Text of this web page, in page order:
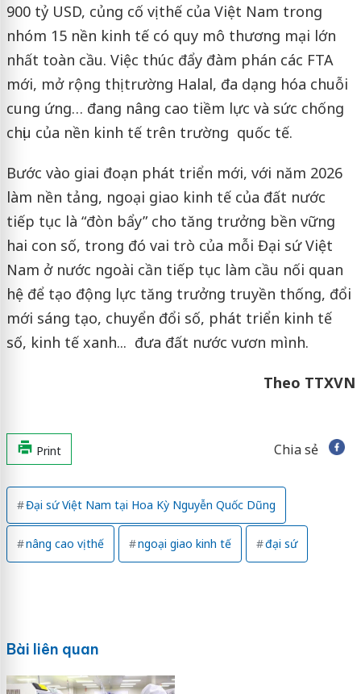
900 tỷ USD, củng cố vị thế của Việt Nam trong
nhóm 15 nền kinh tế có quy mô thương mại lớn
nhất toàn cầu. Việc thúc đẩy đàm phán các FTA
mới, mở rộng thị trường Halal, đa dạng hóa chuỗi
cung ứng… đang nâng cao tiềm lực và sức chống
chịu của nền kinh tế trên trường quốc tế.
Bước vào giai đoạn phát triển mới, với năm 2026
làm nền tảng, ngoại giao kinh tế của đất nước
tiếp tục là “đòn bẩy” cho tăng trưởng bền vững
hai con số, trong đó vai trò của mỗi Đại sứ Việt
Nam ở nước ngoài cần tiếp tục làm cầu nối quan
hệ để tạo động lực tăng trưởng truyền thống, đổi
mới sáng tạo, chuyển đổi số, phát triển kinh tế
số, kinh tế xanh... đưa đất nước vươn mình.
Theo TTXVN
Print Chia sẻ
Đại sứ Việt Nam tại Hoa Kỳ Nguyễn Quốc Dũng
nâng cao vị thế ngoại giao kinh tế đại sứ
Bài liên quan